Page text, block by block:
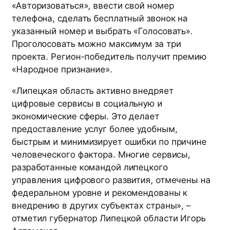
«Авторизоваться», ввести свой номер
телефона, сделать бесплатный звонок на
указанный номер и выбрать «Голосовать».
Проголосовать можно максимум за три
проекта. Регион-победитель получит премию
«Народное признание».
«Липецкая область активно внедряет
цифровые сервисы в социальную и
экономические сферы. Это делает
предоставление услуг более удобным,
быстрым и минимизирует ошибки по причине
человеческого фактора. Многие сервисы,
разработанные командой липецкого
управления цифрового развития, отмечены на
федеральном уровне и рекомендованы к
внедрению в других субъектах страны», –
отметил губернатор Липецкой области Игорь